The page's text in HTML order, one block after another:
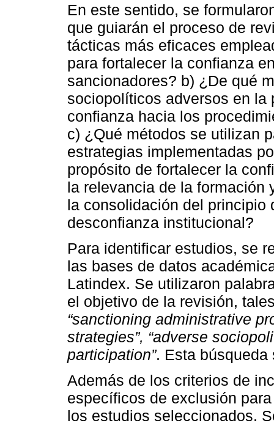
En este sentido, se
que guiarán el proceso de
tácticas más eficaces
para fortalecer la confianza
sancionadores? b) ¿De qué
sociopolíticos adversos en la
confianza hacia los
c) ¿Qué métodos se utilizan
estrategias implementadas
propósito de fortalecer la
la relevancia de la formación
la consolidación del principio
desconfianza institucional?
Para identificar estudios, se
las bases de datos
Latindex. Se utilizaron
el objetivo de la revisión,
“sanctioning administrative
strategies”, “adverse
participation”. Esta
Además de los criterios de
específicos de exclusión
los estudios seleccionados.